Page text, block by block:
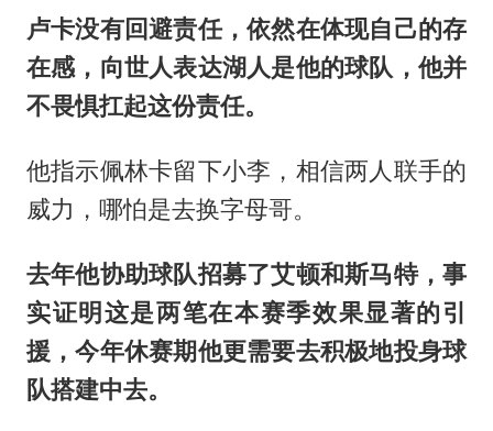
卢卡没有回避责任，依然在体现自己的存
在感，向世人表达湖人是他的球队，他并
不畏惧扛起这份责任。
他指示佩林卡留下小李，相信两人联手的
威力，哪怕是去换字母哥。
去年他协助球队招募了艾顿和斯马特，事
实证明这是两笔在本赛季效果显著的引
援，今年休赛期他更需要去积极地投身球
队搭建中去。